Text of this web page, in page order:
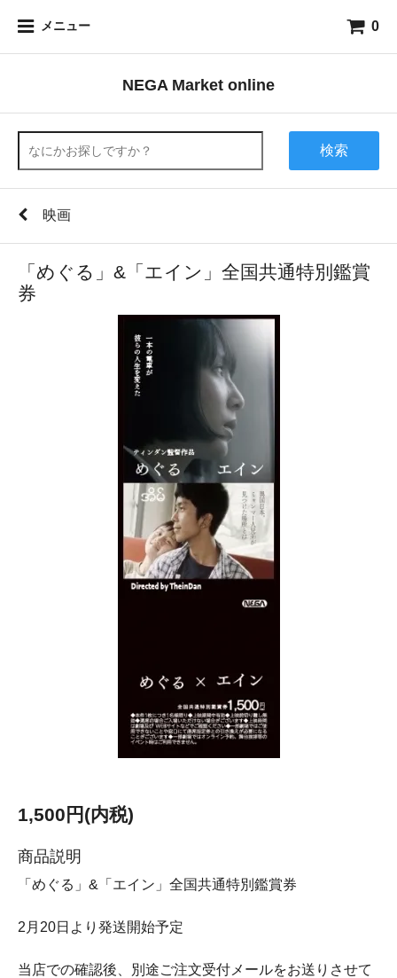
メニュー 0
NEGA Market online
検索
映画
「めぐる」&「エイン」全国共通特別鑑賞
券
1,500円(内税)
商品説明
「めぐる」&「エイン」全国共通特別鑑賞券
2月20日より発送開始予定
当店での確認後、別途ご注文受付メールをお送りさせて